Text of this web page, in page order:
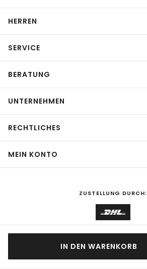
IN DEN WARENKORB
HERREN
SERVICE
BERATUNG
UNTERNEHMEN
RECHTLICHES
MEIN KONTO
ZUSTELLUNG DURCH: